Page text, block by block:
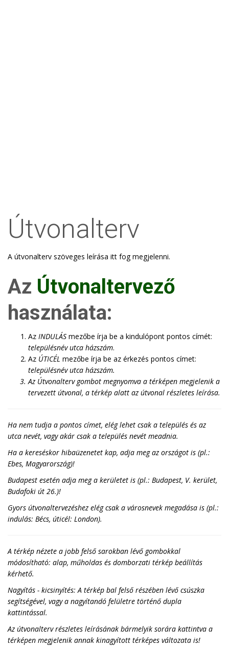
Útvonalterv
A útvonalterv szöveges leírása itt fog megjelenni.
Az Útvonaltervező
használata:
Az INDULÁS mezőbe írja be a kindulópont pontos címét:
településnév utca házszám.
Az ÚTICÉL mezőbe írja be az érkezés pontos címet:
településnév utca házszám.
Az Útvonaltervgombot megnyomva a térképen megjelenik a
tervezett útvonal, a térkép alatt az útvonal részletes leírása.
Ha nem tudja a pontos címet, elég lehet csak a település és az
utca nevét, vagy akár csak a település nevét meadnia.
Ha a kereséskor hibaüzenetet kap, adja meg az országot is (pl.:
Ebes, Magyarország)!
Budapest esetén adja meg a kerületet is (pl.: Budapest, V. kerület,
Budafoki út 26.)!
Gyors útvonaltervezéshez elég csak a városnevek megadása is (pl.:
indulás: Bécs, úticél: London).
A térkép nézete a jobb felső sarokban lévő gombokkal
módosítható: alap, műholdas és domborzati térkép beállítás
kérhető.
Nagyítás - kicsinyítés: A térkép bal felső részében lévő csúszka
segítségével, vagy a nagyítandó felületre történő dupla
kattintással.
Az útvonalterv részletes leírásának bármelyik sorára kattintva a
térképen megjelenik annak kinagyított térképes változata is!